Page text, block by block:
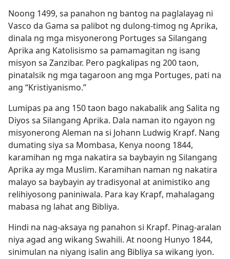
Noong 1499, sa panahon ng bantog na paglalayag ni
Vasco da Gama sa palibot ng dulong-timog ng Aprika,
dinala ng mga misyonerong Portuges sa Silangang
Aprika ang Katolisismo sa pamamagitan ng isang
misyon sa Zanzibar. Pero pagkalipas ng 200 taon,
pinatalsik ng mga tagaroon ang mga Portuges, pati na
ang “Kristiyanismo.”
Lumipas pa ang 150 taon bago nakabalik ang Salita ng
Diyos sa Silangang Aprika. Dala naman ito ngayon ng
misyonerong Aleman na si Johann Ludwig Krapf. Nang
dumating siya sa Mombasa, Kenya noong 1844,
karamihan ng mga nakatira sa baybayin ng Silangang
Aprika ay mga Muslim. Karamihan naman ng nakatira
malayo sa baybayin ay tradisyonal at animistiko ang
relihiyosong paniniwala. Para kay Krapf, mahalagang
mabasa ng lahat ang Bibliya.
Hindi na nag-aksaya ng panahon si Krapf. Pinag-aralan
niya agad ang wikang Swahili. At noong Hunyo 1844,
sinimulan na niyang isalin ang Bibliya sa wikang iyon.